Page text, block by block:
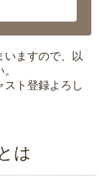
いますので、以
スト登録よろし
は